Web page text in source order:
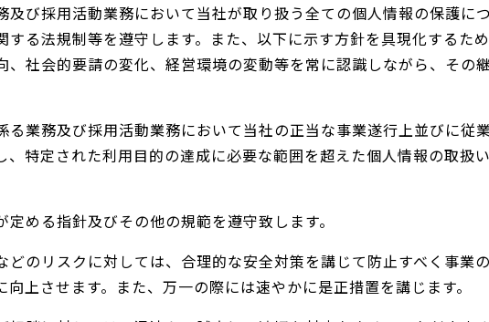
及び採用活動業務において当社が取り扱う全ての個人情報の保護に
する法規制等を遵守します。また、以下に示す方針を具現化するた
、社会的要請の変化、経営環境の変動等を常に認識しながら、その
る業務及び採用活動業務において当社の正当な事業遂行上並びに従
、特定された利用目的の達成に必要な範囲を超えた個人情報の取扱
める指針及びその他の規範を遵守致します。
どのリスクに対しては、合理的な安全対策を講じて防止すべく事業
上させます。また、万一の際には速やかに是正措置を講じます。